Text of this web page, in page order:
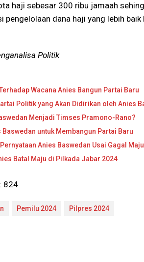
haji sebesar 300 ribu jamaah
pengelolaan dana haji yang lebih baik
Politik
Wacana Anies Bangun Partai Baru
Politik yang Akan Didirikan oleh Anies
Menjadi Timses Pramono-Rano?
Baswedan untuk Membangun Partai Baru
Anies Baswedan Usai Gagal
Batal Maju di Pilkada Jabar 2024
824
Pemilu 2024 Pilpres 2024